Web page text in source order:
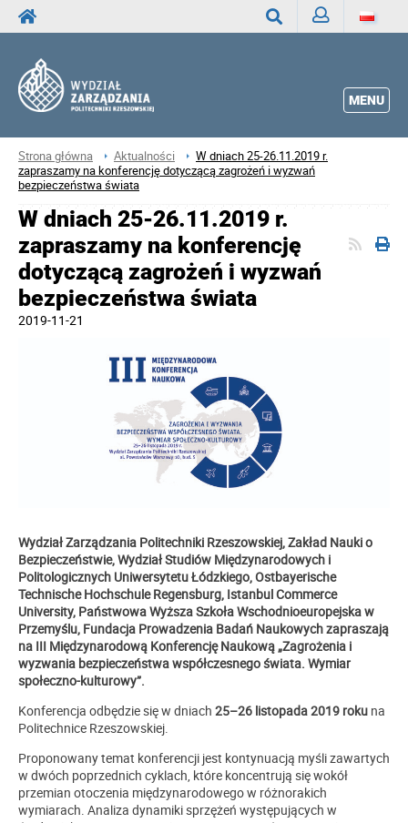
MENU
Strona główna Aktualności
W dniach 25-26.11.2019 r.
zapraszamy na konferencję dotyczącą zagrożeń i wyzwań
bezpieczeństwa świata
W dniach 25-26.11.2019 r.
zapraszamy na konferencję
dotyczącą zagrożeń i wyzwań
bezpieczeństwa świata
2019-11-21
Wydział Zarządzania Politechniki Rzeszowskiej, Zakład Nauki o
Bezpieczeństwie, Wydział Studiów Międzynarodowych i
Politologicznych Uniwersytetu Łódzkiego, Ostbayerische
Technische Hochschule Regensburg, Istanbul Commerce
University, Państwowa Wyższa Szkoła Wschodnioeuropejska w
Przemyślu, Fundacja Prowadzenia Badań Naukowych zapraszają
na III Międzynarodową Konferencję Naukową „Zagrożenia i
wyzwania bezpieczeństwa współczesnegoświata. Wymiar
społeczno-kulturowy”.
Konferencja odbędzie się w dniach 25–26 listopada 2019 roku na
Politechnice Rzeszowskiej.
Proponowany temat konferencji jest kontynuacją myśli zawartych
w dwóch poprzednich cyklach, które koncentrują się wokół
przemian otoczenia międzynarodowego w różnorakich
wymiarach. Analiza dynamiki sprzężeń występujących w